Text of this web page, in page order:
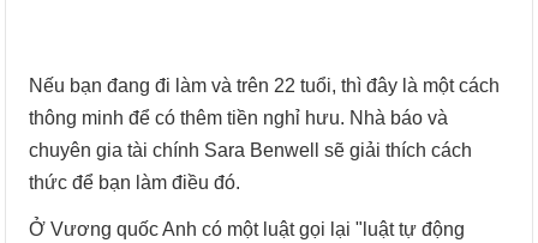
Nếu bạn đang đi làm và trên 22 tuổi, thì đây là một cách
thông minh để có thêm tiền nghỉ hưu. Nhà báo và
chuyên gia tài chính Sara Benwell sẽ giải thích cách
thức để bạn làm điều đó.
Ở Vương quốc Anh có một luật gọi lại "luật tự động